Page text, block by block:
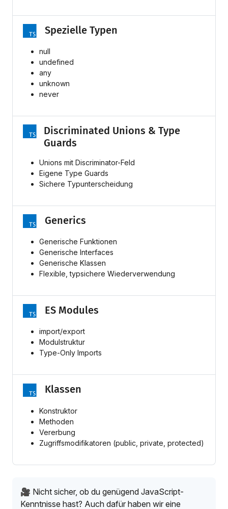
Spezielle Typen
null
undefined
any
unknown
never
Discriminated Unions & Type
Guards
Unions mit Discriminator-Feld
Eigene Type Guards
Sichere Typunterscheidung
Generics
Generische Funktionen
Generische Interfaces
Generische Klassen
Flexible, typsichere Wiederverwendung
ES Modules
import/export
Modulstruktur
Type-Only Imports
Klassen
Konstruktor
Methoden
Vererbung
Zugriffsmodifikatoren (public, private, protected)
🎥 Nicht sicher, ob du genügend JavaScript-
Kenntnisse hast? Auch dafür haben wir eine